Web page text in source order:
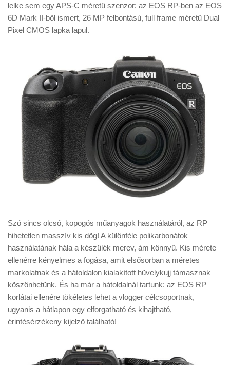
lelke sem egy APS-C méretű szenzor: az EOS RP-ben az EOS
6D Mark II-ből ismert, 26 MP felbontású, full frame méretű Dual
Pixel CMOS lapka lapul.
Szó sincs olcsó, kopogós műanyagok használatáról, az RP
hihetetlen masszív kis dög! A különféle polikarbonátok
használatának hála a készülék merev, ám könnyű. Kis mérete
ellenérre kényelmes a fogása, amit elsősorban a méretes
markolatnak és a hátoldalon kialakított hüvelykujj támasznak
köszönhetünk. És ha már a hátoldalnál tartunk: az EOS RP
korlátai ellenére tökéletes lehet a vlogger célcsoportnak,
ugyanis a hátlapon egy elforgatható és kihajtható,
érintésérzékeny kijelző található!